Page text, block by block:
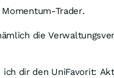
Trader.
die
dir den UniFavorit: